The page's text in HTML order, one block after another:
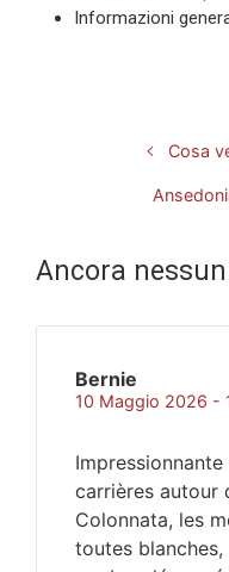
Informazioni
Cosa
Ancora
Bernie
10 Maggio 2026 -
carrières autour
Colonnata, les
toutes